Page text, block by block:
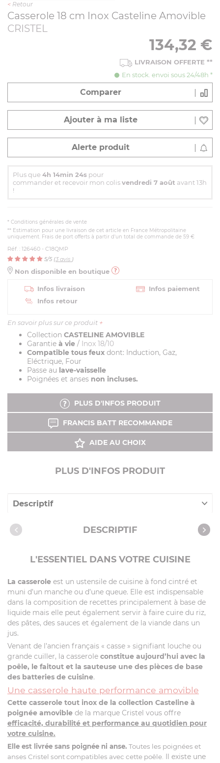
< Retour
Casserole 18 cm Inox Casteline Amovible
CRISTEL
134,32 €
LIVRAISON OFFERTE **
En stock. envoi sous 24/48h *
Comparer
Ajouter à ma liste
Alerte produit
Plus que 4h 14min 23spour
commander et recevoir mon colisvendredi 7 août avant 13h
!
* Conditions générales de vente
** Estimation pour une livraison de cet article en France Métropolitaine
uniquement. Frais de port offerts à partir d'un total de commande de 59 €
Réf. : 126460 - C18QMP
5/5 (3 avis )
Non disponible en boutique
Infos livraison
Infos paiement
Infos retour
En savoir plus sur ce produit +
Collection CASTELINE AMOVIBLE
Garantie à vie / Inox 18/10
Compatible tous feux dont: Induction, Gaz,
Eléctrique, Four
Passe au lave-vaisselle
Poignées et anses non incluses.
PLUS D'INFOS PRODUIT
FRANCIS BATT RECOMMANDE
AIDE AU CHOIX
PLUS D'INFOS PRODUIT
Descriptif
Caractéristiques
Vidéos
Recettes avec cet article
DESCRIPTIF
L'ESSENTIEL DANS VOTRE CUISINE
La casserole est un ustensile de cuisine à fond cintré et
muni d’un manche ou d’une queue. Elle est indispensable
dans la composition de recettes principalement à base de
liquide mais elle peut également servir à faire cuire du riz,
des pâtes, des sauces et également de la viande dans un
jus.
Venant de l’ancien français « casse » signifiant louche ou
grande cuiller, la casserole constitue aujourd’hui avec la
poêle, le faitout et la sauteuse une des pièces de base
des batteries de cuisine.
Une casserole haute performance amovible
Cette casserole tout inox de la collection Casteline à
poignée amovible de la marque Cristel vous offre
efficacité, durabilité et performance au quotidien pour
votre cuisine.
Elle est livrée sans poignée ni anse. Toutes les poignées et
anses Cristel sont compatibles avec cette poêle. Il existe une